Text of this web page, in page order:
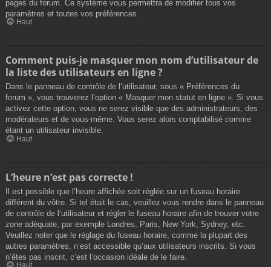
pages du forum. Ce système vous permettra de modifier tous vos
paramètres et toutes vos préférences.
Haut
Comment puis-je masquer mon nom d’utilisateur de
la liste des utilisateurs en ligne ?
Dans le panneau de contrôle de l’utilisateur, sous « Préférences du
forum », vous trouverez l’option « Masquer mon statut en ligne ». Si vous
activez cette option, vous ne serez visible que des administrateurs, des
modérateurs et de vous-même. Vous serez alors comptabilisé comme
étant un utilisateur invisible.
Haut
L’heure n’est pas correcte !
Il est possible que l’heure affichée soit réglée sur un fuseau horaire
différent du vôtre. Si tel était le cas, veuillez vous rendre dans le panneau
de contrôle de l’utilisateur et régler le fuseau horaire afin de trouver votre
zone adéquate, par exemple Londres, Paris, New York, Sydney, etc.
Veuillez noter que le réglage du fuseau horaire, comme la plupart des
autres paramètres, n’est accessible qu’aux utilisateurs inscrits. Si vous
n’êtes pas inscrit, c’est l’occasion idéale de le faire.